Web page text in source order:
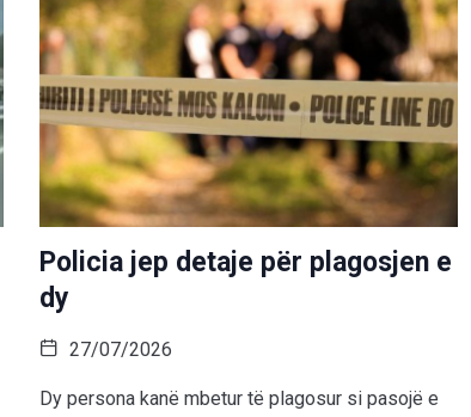
Policia jep detaje për plagosjen e
dy
27/07/2026
Dy persona kanë mbetur të plagosur si pasojë e